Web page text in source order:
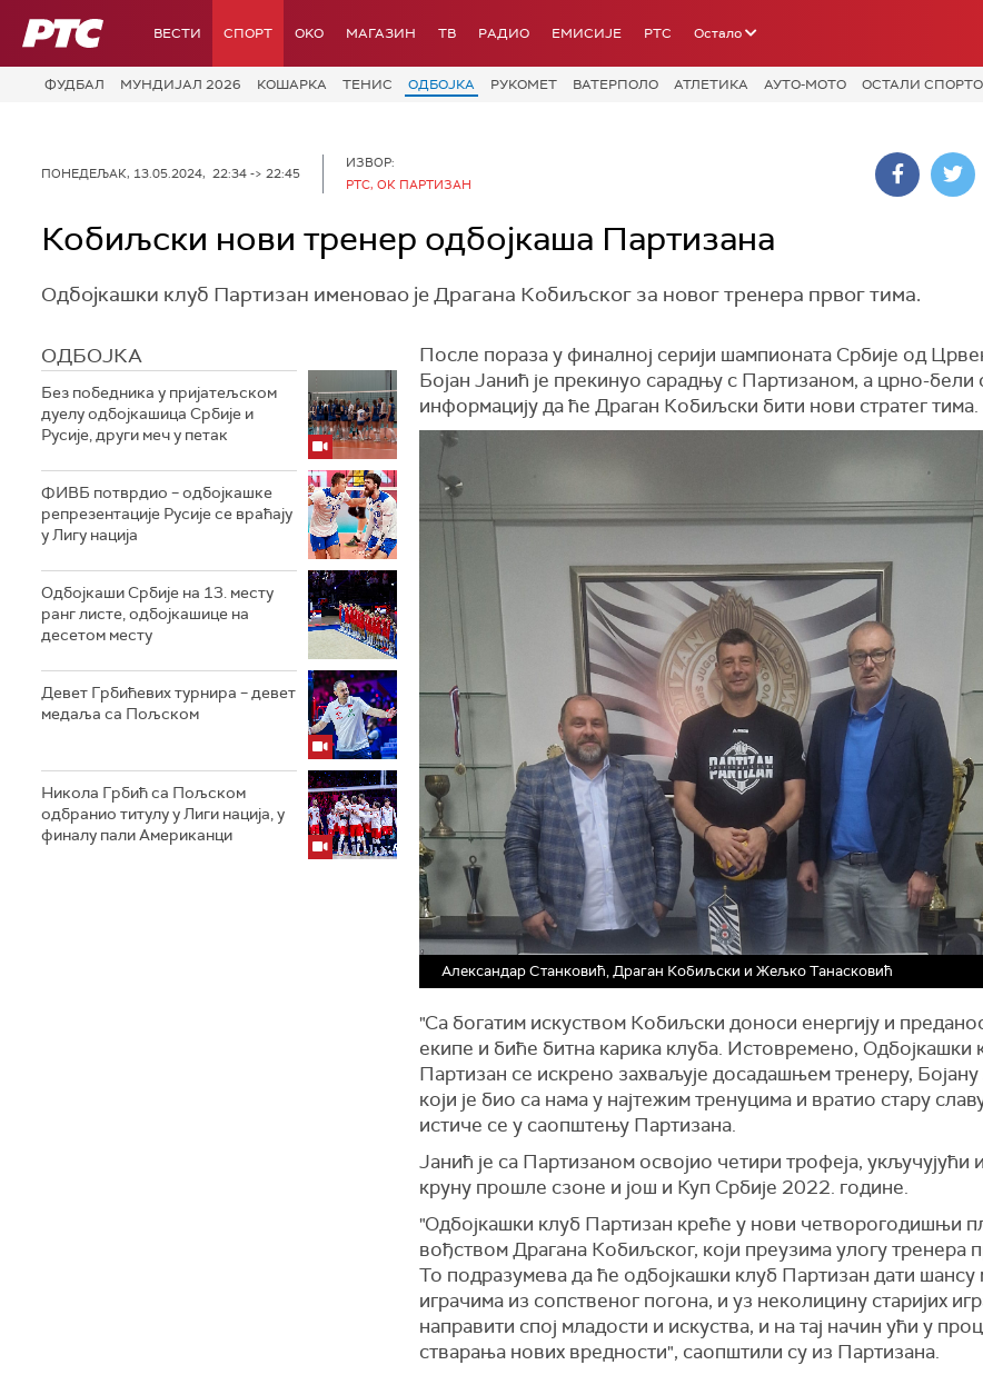
РТС ВЕСТИ СПОРТ OKO МАГАЗИН ТВ РАДИО ЕМИСИЈЕ РТС Остало
ФУДБАЛ МУНДИЈАЛ 2026 КОШАРКА ТЕНИС ОДБОЈКА РУКОМЕТ ВАТЕРПОЛО АТЛЕТИКА АУТО-МОТО ОСТАЛИ
ПОНЕДЕЉАК, 13.05.2024, 22:34 -> 22:45
ИЗВОР:
РТС, ОК ПАРТИЗАН
Кобиљски нови тренер одбојкаша Партизана
Одбојкашки клуб Партизан именовао је Драгана Кобиљског за новог тренера првог тима.
ОДБОЈКА
Без победника у пријатељском
дуелу одбојкашица Србије и
Русије, други меч у петак
ФИВБ потврдио – одбојкашке
репрезентације Русије се враћају
у Лигу нација
Одбојкаши Србије на 13. месту
ранг листе, одбојкашице на
десетом месту
Девет Грбићевих турнира – девет
медаља са Пољском
Никола Грбић са Пољском
одбранио титулу у Лиги нација, у
финалу пали Американци
После пораза у финалној серији шампионата Србије од
Бојан Јанић је прекинуо сарадњу с Партизаном, а црно-бели
информацију да ће Драган Кобиљски бити нови стратег тима.
Александар Станковић, Драган Кобиљски и Жељко Танасковић
"Са богатим искуством Кобиљски доноси енергију и
екипе и биће битна карика клуба. Истовремено, Одбојкашки
Партизан се искрено захваљује досадашњем тренеру, Бојану
који је био са нама у најтежим тренуцима и вратио стару
истиче се у саопштењу Партизана.
Јанић је са Партизаном освојио четири трофеја, укључујући
круну прошле сзоне и још и Куп Србије 2022. године.
"Одбојкашки клуб Партизан креће у нови четворогодишњи
вођством Драгана Кобиљског, који преузима улогу тренера
То подразумева да ће одбојкашки клуб Партизан дати
играчима из сопственог погона, и уз неколицину старијих
направити спој младости и искуства, и на тај начин ући у
стварања нових вредности", саопштили су из Партизана.